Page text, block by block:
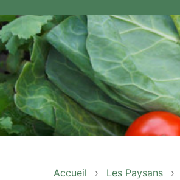
Accueil › Les Paysans ›